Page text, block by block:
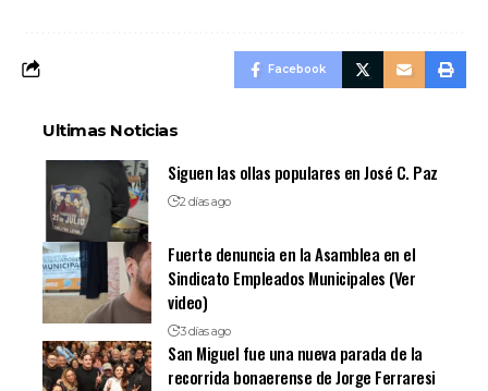
Facebook
Ultimas Noticias
Siguen las ollas populares en José C. Paz
2 días ago
Fuerte denuncia en la Asamblea en el
Sindicato Empleados Municipales (Ver
video)
3 días ago
San Miguel fue una nueva parada de la
recorrida bonaerense de Jorge Ferraresi